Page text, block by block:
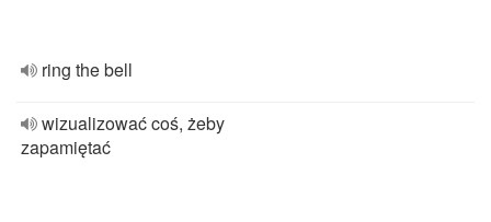
ring the bell
wizualizować coś, żeby
zapamiętać